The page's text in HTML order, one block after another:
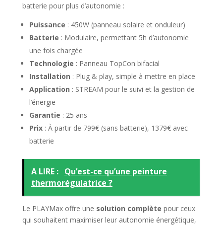
batterie pour plus d’autonomie :
Puissance : 450W (panneau solaire et onduleur)
Batterie : Modulaire, permettant 5h d’autonomie
une fois chargée
Technologie : Panneau TopCon bifacial
Installation : Plug & play, simple à mettre en place
Application : STREAM pour le suivi et la gestion de
l’énergie
Garantie : 25 ans
Prix: À partir de 799€ (sans batterie), 1379€ avec
batterie
A LIRE : Qu’est-ce qu’une peinture
thermorégulatrice ?
Le PLAYMax offre une solution complète pour ceux
qui souhaitent maximiser leur autonomie énergétique,